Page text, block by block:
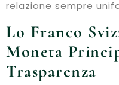
relazione sempre
Lo Franco
Moneta
Trasparenza